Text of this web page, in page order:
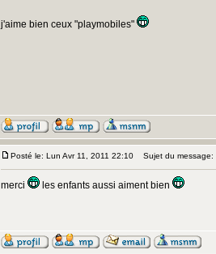
j'aime bien ceux "playmobiles"
Posté le: Lun Avr 11, 2011 22:10 Sujet du message:
merci les enfants aussi aiment bien